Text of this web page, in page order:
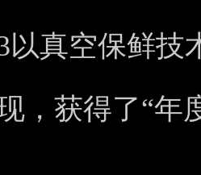
以真空保鲜
，获得了“年